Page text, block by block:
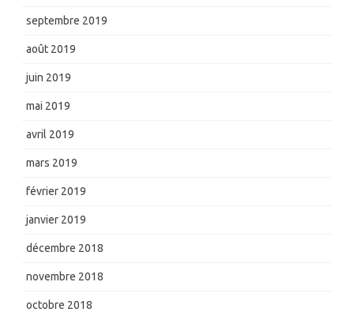
septembre 2019
août 2019
juin 2019
mai 2019
avril 2019
mars 2019
février 2019
janvier 2019
décembre 2018
novembre 2018
octobre 2018